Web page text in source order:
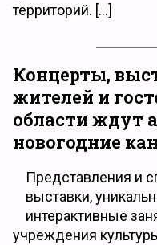
территорий. […]
Концерты,
жителей и
области ждут
новогодние
Представления и
выставки,
интерактивные
учреждения